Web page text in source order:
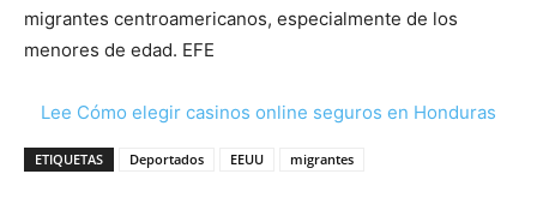
migrantes centroamericanos, especialmente de los
menores de edad. EFE
Lee Cómo elegir casinos online seguros en Honduras
ETIQUETAS Deportados EEUU migrantes